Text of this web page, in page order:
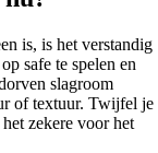
is, is het verstandig
safe te spelen en
slagroom
of textuur. Twijfel je
zekere voor het